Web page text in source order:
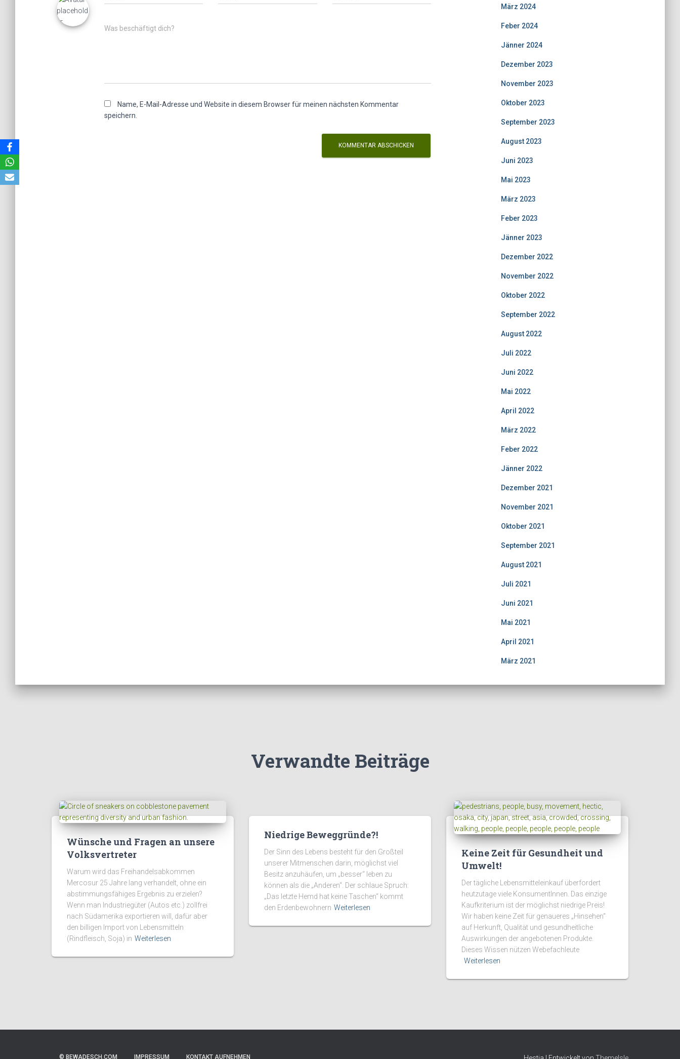
Was beschäftigt dich?
Name, E-Mail-Adresse und Website in diesem Browser für meinen nächsten Kommentar
speichern.
März 2024
Feber 2024
Jänner 2024
Dezember 2023
November 2023
Oktober 2023
September 2023
August 2023
Juni 2023
Mai 2023
März 2023
Feber 2023
Jänner 2023
Dezember 2022
November 2022
Oktober 2022
September 2022
August 2022
Juli 2022
Juni 2022
Mai 2022
April 2022
März 2022
Feber 2022
Jänner 2022
Dezember 2021
November 2021
Oktober 2021
September 2021
August 2021
Juli 2021
Juni 2021
Mai 2021
April 2021
März 2021
Verwandte Beiträge
Wünsche und Fragen an unsere
Volksvertreter
Warum wird das Freihandelsabkommen
Mercosur 25 Jahre lang verhandelt, ohne ein
abstimmungsfähiges Ergebnis zu erzielen?
Wenn man Industriegüter (Autos etc.) zollfrei
nach Südamerika exportieren will, dafür aber
den billigen Import von Lebensmitteln
(Rindfleisch, Soja) in Weiterlesen
Niedrige Beweggründe?!
Der Sinn des Lebens besteht für den Großteil
unserer Mitmenschen darin, möglichst viel
Besitz anzuhäufen, um „besser“ leben zu
können als die „Anderen“. Der schlaue Spruch:
„Das letzte Hemd hat keine Taschen“ kommt
den Erdenbewohnern Weiterlesen
Keine Zeit für Gesundheit und
Umwelt!
Der tägliche Lebensmitteleinkauf überfordert
heutzutage viele KonsumentInnen. Das einzige
Kaufkriterium ist der möglichst niedrige Preis!
Wir haben keine Zeit für genaueres „Hinsehen“
auf Herkunft, Qualität und gesundheitliche
Auswirkungen der angebotenen Produkte.
Dieses Wissen nützen Webefachleute
Weiterlesen
© BEWADESCH.COM IMPRESSUM KONTAKT AUFNEHMEN